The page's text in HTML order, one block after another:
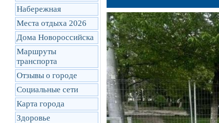
Набережная
Места отдыха 2026
Дома Новороссийска
Маршруты
транcпорта
Отзывы о городе
Социальные сети
Карта города
Здоровье